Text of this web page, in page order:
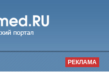
РЕКЛАМА